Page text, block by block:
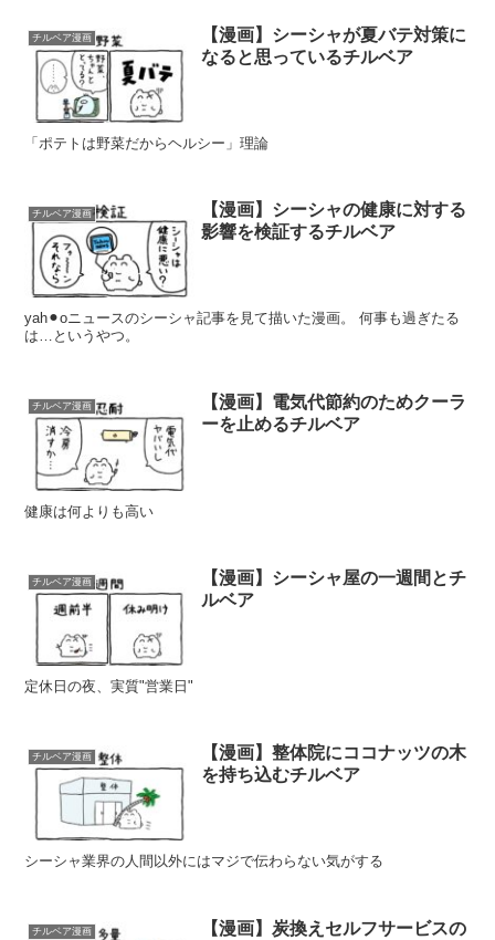
チルベア漫画
【漫画】シーシャが夏バテ対策に
なると思っているチルベア
「ポテトは野菜だからヘルシー」理論
チルベア漫画
【漫画】シーシャの健康に対する
影響を検証するチルベア
yah⚫︎oニュースのシーシャ記事を見て描いた漫画。 何事も過ぎたる
は…というやつ。
チルベア漫画
【漫画】電気代節約のためクーラ
ーを止めるチルベア
健康は何よりも高い
チルベア漫画
【漫画】シーシャ屋の一週間とチ
ルベア
定休日の夜、実質"営業日"
チルベア漫画
【漫画】整体院にココナッツの木
を持ち込むチルベア
シーシャ業界の人間以外にはマジで伝わらない気がする
チルベア漫画
【漫画】炭換えセルフサービスの